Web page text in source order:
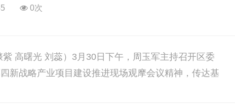
0次
高曙光 刘蕊）3月30日下午，周玉军主持召开区委
新战略产业项目建设推进现场观摩会议精神，传达基